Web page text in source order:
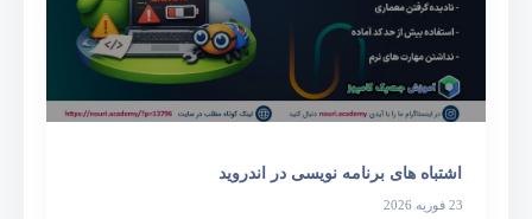
اشتباه های برنامه نویسی در اندروید
23 فوریه 2026